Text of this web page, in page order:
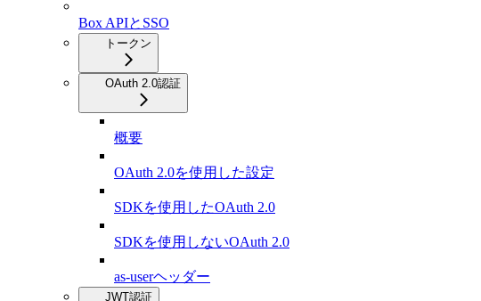
Box APIとSSO
トークン
OAuth 2.0認証
概要
OAuth 2.0を使用した設定
SDKを使用したOAuth 2.0
SDKを使用しないOAuth 2.0
as-userヘッダー
JWT認証